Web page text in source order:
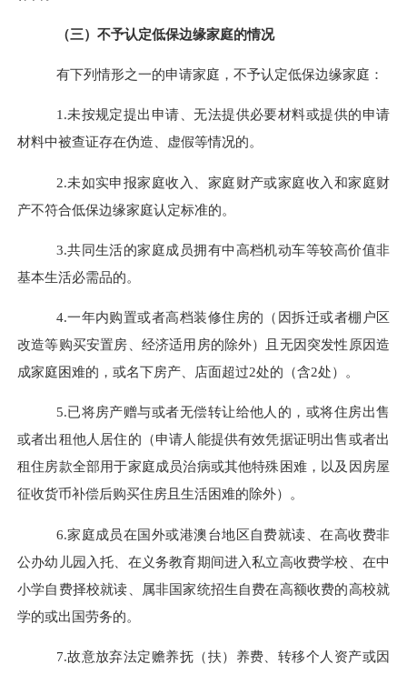
（三）不予认定低保边缘家庭的情况
有下列情形之一的申请家庭，不予认定低保边缘家庭：
1.未按规定提出申请、无法提供必要材料或提供的申请
材料中被查证存在伪造、虚假等情况的。
2.未如实申报家庭收入、家庭财产或家庭收入和家庭财
产不符合低保边缘家庭认定标准的。
3.共同生活的家庭成员拥有中高档机动车等较高价值非
基本生活必需品的。
4.一年内购置或者高档装修住房的（因拆迁或者棚户区
改造等购买安置房、经济适用房的除外）且无因突发性 原因造
成家庭困难的，或名下房产 店面超过2处的（含2处）。
5.已将房产赠与或者无偿转让给他人的，或将住房出售
或者出租他人居住的（申请人能提供有效凭据证明出售或者出
租住房款全部用于家庭成员治病或其他特殊困难，以及因房屋
征收货币补偿后购买住房且生活困难的除外）。
6.家庭成员在国外或港澳台地区自费就读、在高收费非
公办幼儿园入托、在义务教育期间进入私立高收费学校、在中
小学自费择校就读、属非国家统招生自费在高额收费的高校就
学的或出国劳务的。
7.故意放弃法定赡养抚（扶）养费、转移个人资产或因